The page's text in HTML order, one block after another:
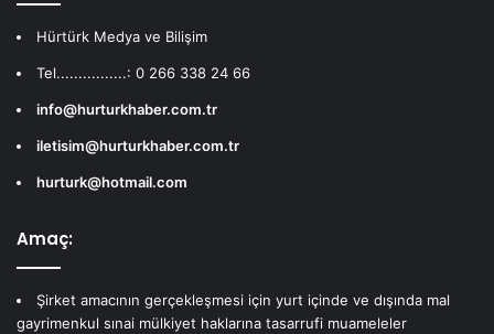
Hürtürk Medya ve Bilişim
Tel................: 0 266 338 24 66
info@hurturkhaber.com.tr
iletisim@hurturkhaber.com.tr
hurturk@hotmail.com
Amaç:
Şirket amacının gerçekleşmesi için yurt içinde ve dışında mal
gayrimenkul sınai mülkiyet haklarına tasarrufi muameleler